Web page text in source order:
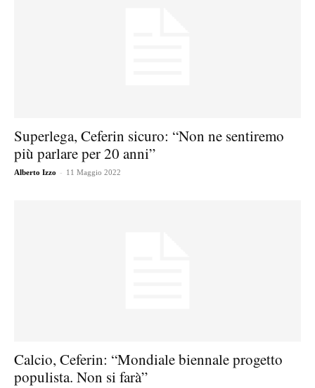
Superlega, Ceferin sicuro: “Non ne sentiremo
più parlare per 20 anni”
Alberto Izzo - 11 Maggio 2022
Calcio, Ceferin: “Mondiale biennale progetto
populista. Non si farà”